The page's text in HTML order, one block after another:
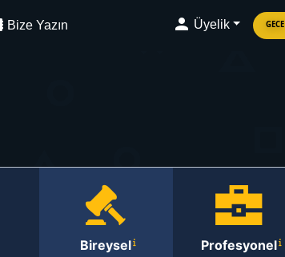
Bize Yazın Üyelik GECE
Bireysel Profesyonel